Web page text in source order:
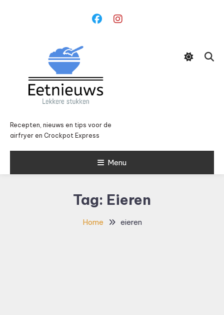
Recepten, nieuws en tips voor de
airfryer en Crockpot Express
Menu
Tag: Eieren
Home eieren